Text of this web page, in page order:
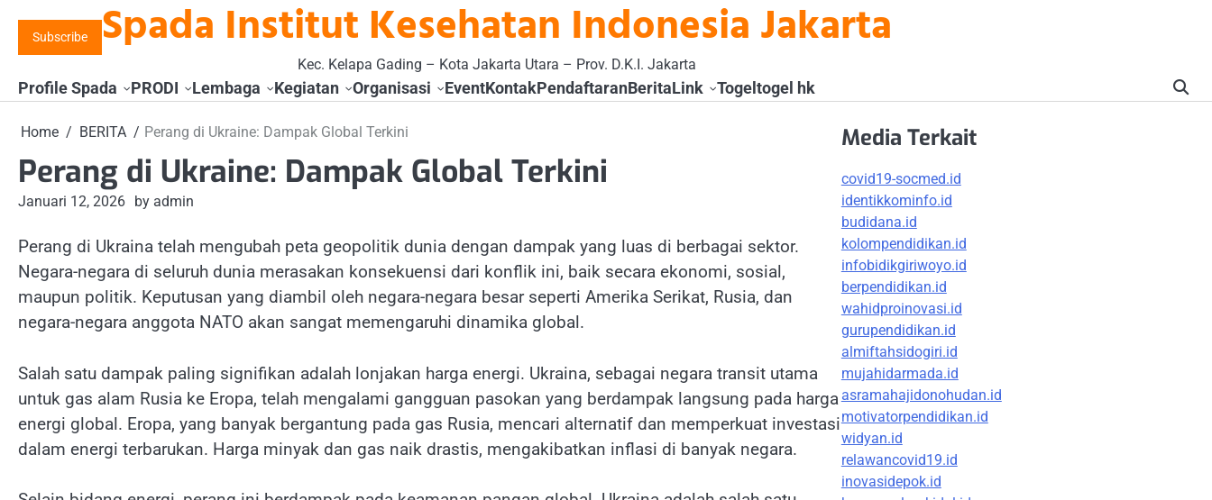
content
Subscribe Spada Institut Kesehatan Indonesia Jakarta
Kec. Kelapa Gading – Kota Jakarta Utara – Prov. D.K.I. Jakarta
Profile Spada PRODI Lembaga Kegiatan Organisasi EventKontakPendaftaranBeritaLink Togeltogel hk
Home BERITA Perang di Ukraine: Dampak Global Terkini
Perang di Ukraine: Dampak Global Terkini
Januari 12, 2026 by admin
Perang di Ukraina telah mengubah peta geopolitik dunia dengan dampak yang luas di berbagai sektor.
Negara-negara di seluruh dunia merasakan konsekuensi dari konflik ini, baik secara ekonomi, sosial,
maupun politik. Keputusan yang diambil oleh negara-negara besar seperti Amerika Serikat, Rusia, dan
negara-negara anggota NATO akan sangat memengaruhi dinamika global.
Salah satu dampak paling signifikan adalah lonjakan harga energi. Ukraina, sebagai negara transit utama
untuk gas alam Rusia ke Eropa, telah mengalami gangguan pasokan yang berdampak langsung pada harga
energi global. Eropa, yang banyak bergantung pada gas Rusia, mencari alternatif dan memperkuat investasi
dalam energi terbarukan. Harga minyak dan gas naik drastis, mengakibatkan inflasi di banyak negara.
Media Terkait
covid19-socmed.id
identikkominfo.id
budidana.id
kolompendidikan.id
infobidikgiriwoyo.id
berpendidikan.id
wahidproinovasi.id
gurupendidikan.id
almiftahsidogiri.id
mujahidarmada.id
asramahajidonohudan.id
motivatorpendidikan.id
widyan.id
relawancovid19.id
inovasidepok.id